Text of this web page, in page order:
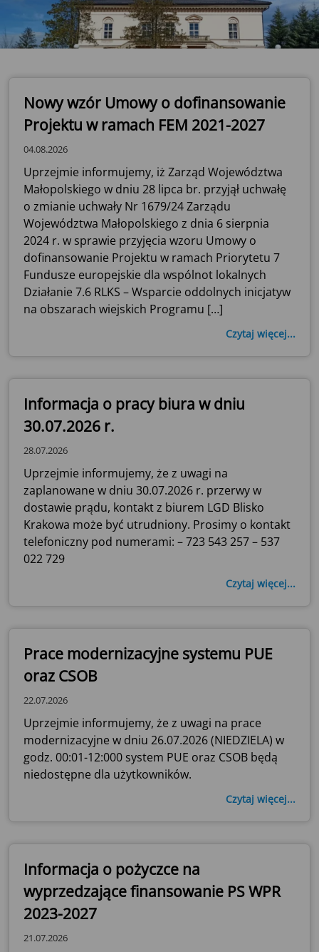
Nowy wzór Umowy o dofinansowanie
Projektu w ramach FEM 2021-2027
04.08.2026
Uprzejmie informujemy, iż Zarząd Województwa
Małopolskiego w dniu 28 lipca br. przyjął uchwałę
o zmianie uchwały Nr 1679/24 Zarządu
Województwa Małopolskiego z dnia 6 sierpnia
2024 r. w sprawie przyjęcia wzoru Umowy o
dofinansowanie Projektu w ramach Priorytetu 7
Fundusze europejskie dla wspólnot lokalnych
Działanie 7.6 RLKS – Wsparcie oddolnych inicjatyw
na obszarach wiejskich Programu […]
Czytaj więcej...
Informacja o pracy biura w dniu
30.07.2026 r.
28.07.2026
Uprzejmie informujemy, że z uwagi na
zaplanowane w dniu 30.07.2026 r. przerwy w
dostawie prądu, kontakt z biurem LGD Blisko
Krakowa może być utrudniony. Prosimy o kontakt
telefoniczny pod numerami: – 723 543 257 – 537
022 729
Czytaj więcej...
Prace modernizacyjne systemu PUE
oraz CSOB
22.07.2026
Uprzejmie informujemy, że z uwagi na prace
modernizacyjne w dniu 26.07.2026 (NIEDZIELA) w
godz. 00:01-12:000 system PUE oraz CSOB będą
niedostępne dla użytkowników.
Czytaj więcej...
Informacja o pożyczce na
wyprzedzające finansowanie PS WPR
2023-2027
21.07.2026